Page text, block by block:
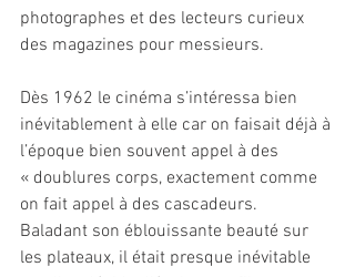
photographes et des lecteurs curieux
des magazines pour messieurs.
Dès 1962 le cinéma s’intéressa bien
inévitablement à elle car on faisait déjà à
l’époque bien souvent appel à des
« doublures corps, exactement comme
on fait appel à des cascadeurs.
Baladant son éblouissante beauté sur
les plateaux, il était presque inévitable